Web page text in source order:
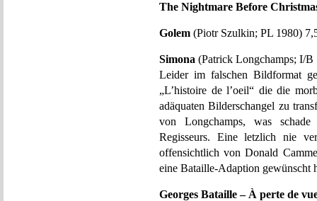
The Nightmare Before
Golem (Piotr Szulkin; PL 1980)
Simona (Patrick Longchamps; I/B
Leider im falschen Bildformat
„L’histoire de l’oeil“ die die
adäquaten Bilderschangel zu
von Longchamps, was
Regisseurs. Eine letzlich nie
offensichtlich von Donald
eine Bataille-Adaption gewünscht
Georges Bataille – À perte de